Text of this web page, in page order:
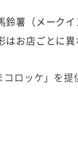
鈴薯（メーク
はお店ごとに異
コロッケ」を